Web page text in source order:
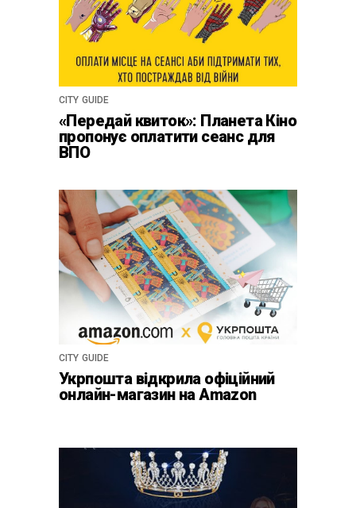
CITY GUIDE
«Передай квиток»: Планета Кіно
пропонує оплатити сеанс для
ВПО
CITY GUIDE
Укрпошта відкрила офіційний
онлайн-магазин на Amazon